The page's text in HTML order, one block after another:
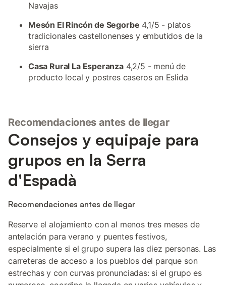
Navajas
Mesón El Rincón de Segorbe 4,1/5 - platos
tradicionales castellonenses y embutidos de la
sierra
Casa Rural La Esperanza4,2/5 - menú de
producto local y postres caseros en Eslida
Recomendaciones antes de llegar
Consejos y equipaje para
grupos en la Serra
d'Espadà
Recomendaciones antes de llegar
Reserve el alojamiento con al menos tres meses de
antelación para verano y puentes festivos,
especialmente si el grupo supera las diez personas. Las
carreteras de acceso a los pueblos del parque son
estrechas y con curvas pronunciadas: si el grupo es